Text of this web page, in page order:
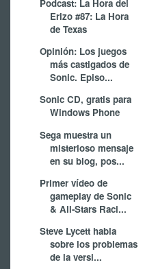
Podcast: La Hora del
Erizo #87: La Hora
de Texas
Opinión: Los juegos
más castigados de
Sonic. Episo...
Sonic CD, gratis para
Windows Phone
Sega muestra un
misterioso mensaje
en su blog, pos...
Primer vídeo de
gameplay de Sonic
& All-Stars Raci...
Steve Lycett habla
sobre los problemas
de la versi...